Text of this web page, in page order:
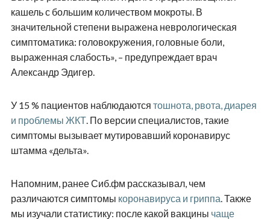
кашель с большим количеством мокроты. В
значительной степени выражена неврологическая
симптоматика: головокружения, головные боли,
выраженная слабость», – предупреждает врач
Александр Эдигер.
У 15 % пациентов наблюдаются тошнота, рвота, диарея
и проблемы ЖКТ. По версии специалистов, такие
симптомы вызывает мутировавший коронавирус
штамма «дельта».
Напомним, ранее Сиб.фм рассказывал, чем
различаются симптомы коронавируса и гриппа . Также
мы изучали статистику: после какой вакцины чаще